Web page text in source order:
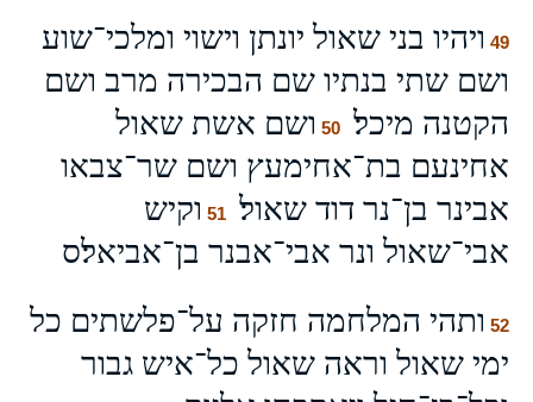
49 ויהיו בני שאול יונתן וישוי ומלכי־שוע
ושם שתי בנתיו שם הבכירה מרב ושם
הקטנה מיכל׃
50 ושם אשת שאול
אחינעם בת־אחימעץ ושם שר־צבאו
אבינר בן־נר דוד שאול׃
51 וקיש
אבי־שאול ונר אבי־אבנר בן־אביאל׃ס
52 ותהי המלחמה חזקה על־פלשתים כל
ימי שאול וראה שאול כל־איש גבור